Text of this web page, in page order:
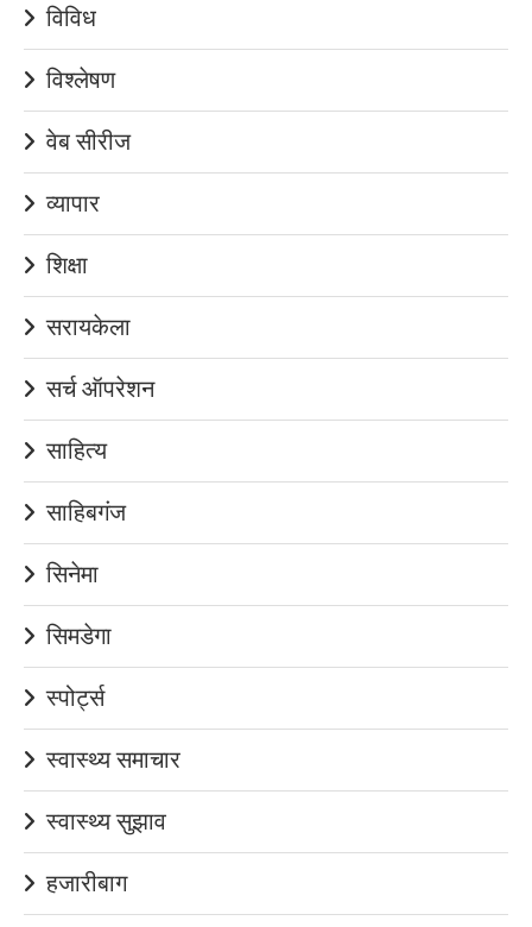
विविध
विश्लेषण
वेब सीरीज
व्यापार
शिक्षा
सरायकेला
सर्च ऑपरेशन
साहित्य
साहिबगंज
सिनेमा
सिमडेगा
स्पोर्ट्स
स्वास्थ्य समाचार
स्वास्थ्य सुझाव
हजारीबाग